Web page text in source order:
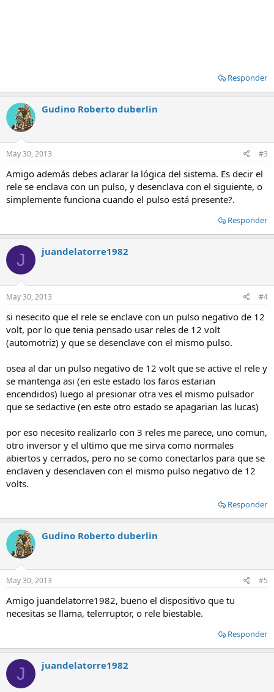
Responder
Gudino Roberto duberlin
May 30, 2013 #3
Amigo además debes aclarar la lógica del sistema. Es decir el
rele se enclava con un pulso, y desenclava con el siguiente, o
simplemente funciona cuando el pulso está presente?.
Responder
J juandelatorre1982
May 30, 2013 #4
si nesecito que el rele se enclave con un pulso negativo de 12
volt, por lo que tenia pensado usar reles de 12 volt
(automotriz) y que se desenclave con el mismo pulso.
osea al dar un pulso negativo de 12 volt que se active el rele y
se mantenga asi (en este estado los faros estarian
encendidos) luego al presionar otra ves el mismo pulsador
que se sedactive (en este otro estado se apagarian las lucas)
por eso necesito realizarlo con 3 reles me parece, uno comun,
otro inversor y el ultimo que me sirva como normales
abiertos y cerrados, pero no se como conectarlos para que se
enclaven y desenclaven con el mismo pulso negativo de 12
volts.
Responder
Gudino Roberto duberlin
May 30, 2013 #5
Amigo juandelatorre1982, bueno el dispositivo que tu
necesitas se llama, telerruptor, o rele biestable.
Responder
J juandelatorre1982